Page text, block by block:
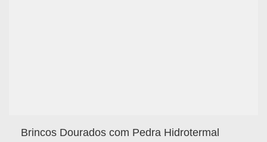
Brincos Dourados com Pedra Hidrotermal